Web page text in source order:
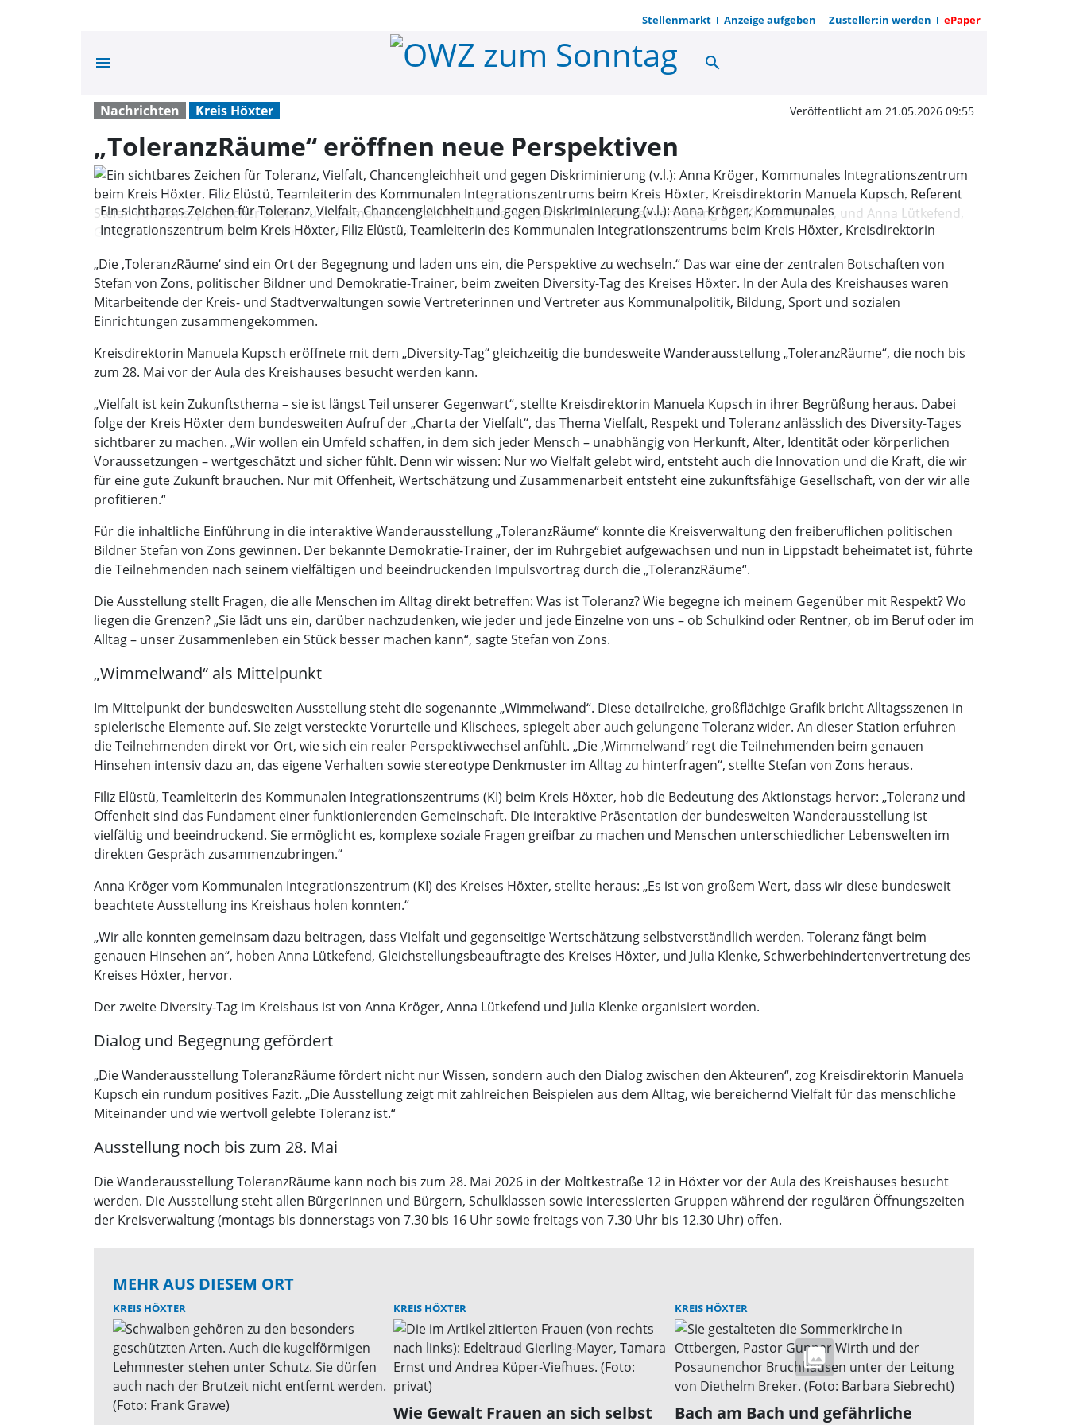
Stellenmarkt Anzeige aufgeben Zusteller:in werden ePaper
menu „ToleranzRäume“ eröffnen neue
search
Nachrichten Kreis Höxter Veröffentlicht am 21.05.2026 09:55
„ToleranzRäume“ eröffnen neue Perspektiven
Ein sichtbares Zeichen für Toleranz, Vielfalt, Chancengleichheit und gegen Diskriminierung (v.l.): Anna Kröger, Kommunales
Integrationszentrum beim Kreis Höxter, Filiz Elüstü, Teamleiterin des Kommunalen Integrationszentrums beim Kreis Höxter, Kreisdirektorin
Höxter, und Anna Lütkefend, Gleichstellungsbeauftragte des Kreises Höxter. (Foto: Kreis Höxter)
„Die ‚ToleranzRäume‘ sind ein Ort der Begegnung und laden uns ein, die Perspektive zu wechseln.“ Das war eine der zentralen Botschaften von
Stefan von Zons, politischer Bildner und Demokratie-Trainer, beim zweiten Diversity-Tag des Kreises Höxter. In der Aula des Kreishauses waren
Mitarbeitende der Kreis- und Stadtverwaltungen sowie Vertreterinnen und Vertreter aus Kommunalpolitik, Bildung, Sport und sozialen
Einrichtungen zusammengekommen.
Kreisdirektorin Manuela Kupsch eröffnete mit dem „Diversity-Tag“ gleichzeitig die bundesweite Wanderausstellung „ToleranzRäume“, die noch bis
zum 28. Mai vor der Aula des Kreishauses besucht werden kann.
„Vielfalt ist kein Zukunftsthema – sie ist längst Teil unserer Gegenwart“, stellte Kreisdirektorin Manuela Kupsch in ihrer Begrüßung heraus. Dabei
folge der Kreis Höxter dem bundesweiten Aufruf der „Charta der Vielfalt“, das Thema Vielfalt, Respekt und Toleranz anlässlich des Diversity-Tages
sichtbarer zu machen. „Wir wollen ein Umfeld schaffen, in dem sich jeder Mensch – unabhängig von Herkunft, Alter, Identität oder körperlichen
Voraussetzungen – wertgeschätzt und sicher fühlt. Denn wir wissen: Nur wo Vielfalt gelebt wird, entsteht auch die Innovation und die Kraft, die wir
für eine gute Zukunft brauchen. Nur mit Offenheit, Wertschätzung und Zusammenarbeit entsteht eine zukunftsfähige Gesellschaft, von der wir alle
profitieren.“
Für die inhaltliche Einführung in die interaktive Wanderausstellung „ToleranzRäume“ konnte die Kreisverwaltung den freiberuflichen politischen
Bildner Stefan von Zons gewinnen. Der bekannte Demokratie-Trainer, der im Ruhrgebiet aufgewachsen und nun in Lippstadt beheimatet ist, führte
die Teilnehmenden nach seinem vielfältigen und beeindruckenden Impulsvortrag durch die „ToleranzRäume“.
Die Ausstellung stellt Fragen, die alle Menschen im Alltag direkt betreffen: Was ist Toleranz? Wie begegne ich meinem Gegenüber mit Respekt? Wo
liegen die Grenzen? „Sie lädt uns ein, darüber nachzudenken, wie jeder und jede Einzelne von uns – ob Schulkind oder Rentner, ob im Beruf oder im
Alltag – unser Zusammenleben ein Stück besser machen kann“, sagte Stefan von Zons.
„Wimmelwand“ als Mittelpunkt
Im Mittelpunkt der bundesweiten Ausstellung steht die sogenannte „Wimmelwand“. Diese detailreiche, großflächige Grafik bricht Alltagsszenen in
spielerische Elemente auf. Sie zeigt versteckte Vorurteile und Klischees, spiegelt aber auch gelungene Toleranz wider. An dieser Station erfuhren
die Teilnehmenden direkt vor Ort, wie sich ein realer Perspektivwechsel anfühlt. „Die ‚Wimmelwand‘ regt die Teilnehmenden beim genauen
Hinsehen intensiv dazu an, das eigene Verhalten sowie stereotype Denkmuster im Alltag zu hinterfragen“, stellte Stefan von Zons heraus.
Filiz Elüstü, Teamleiterin des Kommunalen Integrationszentrums (KI) beim Kreis Höxter, hob die Bedeutung des Aktionstags hervor: „Toleranz und
Offenheit sind das Fundament einer funktionierenden Gemeinschaft. Die interaktive Präsentation der bundesweiten Wanderausstellung ist
vielfältig und beeindruckend. Sie ermöglicht es, komplexe soziale Fragen greifbar zu machen und Menschen unterschiedlicher Lebenswelten im
direkten Gespräch zusammenzubringen.“
Anna Kröger vom Kommunalen Integrationszentrum (KI) des Kreises Höxter, stellte heraus: „Es ist von großem Wert, dass wir diese bundesweit
beachtete Ausstellung ins Kreishaus holen konnten.“
„Wir alle konnten gemeinsam dazu beitragen, dass Vielfalt und gegenseitige Wertschätzung selbstverständlich werden. Toleranz fängt beim
genauen Hinsehen an“, hoben Anna Lütkefend, Gleichstellungsbeauftragte des Kreises Höxter, und Julia Klenke, Schwerbehindertenvertretung des
Kreises Höxter, hervor.
Der zweite Diversity-Tag im Kreishaus ist von Anna Kröger, Anna Lütkefend und Julia Klenke organisiert worden.
Dialog und Begegnung gefördert
„Die Wanderausstellung ToleranzRäume fördert nicht nur Wissen, sondern auch den Dialog zwischen den Akteuren“, zog Kreisdirektorin Manuela
Kupsch ein rundum positives Fazit. „Die Ausstellung zeigt mit zahlreichen Beispielen aus dem Alltag, wie bereichernd Vielfalt für das menschliche
Miteinander und wie wertvoll gelebte Toleranz ist.“
Ausstellung noch bis zum 28. Mai
Die Wanderausstellung ToleranzRäume kann noch bis zum 28. Mai 2026 in der Moltkestraße 12 in Höxter vor der Aula des Kreishauses besucht
werden. Die Ausstellung steht allen Bürgerinnen und Bürgern, Schulklassen sowie interessierten Gruppen während der regulären Öffnungszeiten
der Kreisverwaltung (montags bis donnerstags von 7.30 bis 16 Uhr sowie freitags von 7.30 Uhr bis 12.30 Uhr) offen.
MEHR AUS DIESEM ORT
KREIS HÖXTER KREIS HÖXTER
Wie Gewalt Frauen an sich selbst
KREIS HÖXTER
Bach am Bach und gefährliche